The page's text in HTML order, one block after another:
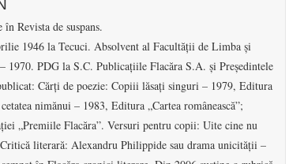
Revista de suspans.
1946 la Tecuci. Absolvent al Facultăţii de Limba şi
1970. PDG la S.C. Publicaţiile Flacăra S.A. şi Preşedintele
Cărţi de poezie: Copiii lăsaţi singuri – 1979, Editura
nimănui – 1983, Editura „Cartea românească”;
„Premiile Flacăra”. Versuri pentru copii: Uite cine nu
literară: Alexandru Philippide sau drama unicităţii –